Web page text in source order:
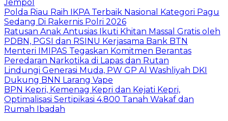
Jempol
Polda Riau Raih IKPA Terbaik Nasional Kategori Pagu
Sedang Di Rakernis Polri 2026
Ratusan Anak Antusias Ikuti Khitan Massal Gratis oleh
PDBN, PGSI dan RSINU Kerjasama Bank BTN
Menteri IMIPAS Tegaskan Komitmen Berantas
Peredaran Narkotika di Lapas dan Rutan
Lindungi Generasi Muda, PW GP Al Washliyah DKI
Dukung BNN Larang Vape
BPN Kepri, Kemenag Kepri dan Kejati Kepri,
Optimalisasi Sertipikasi 4.800 Tanah Wakaf dan
Rumah Ibadah